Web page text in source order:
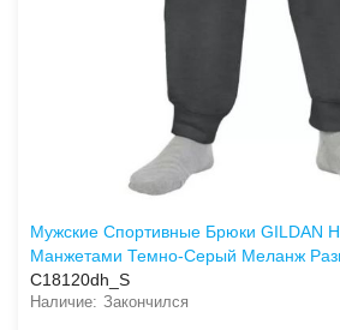
Мужские Спортивные Брюки GILDAN
Манжетами Темно-Серый Меланж
C18120dh_S
Закончился